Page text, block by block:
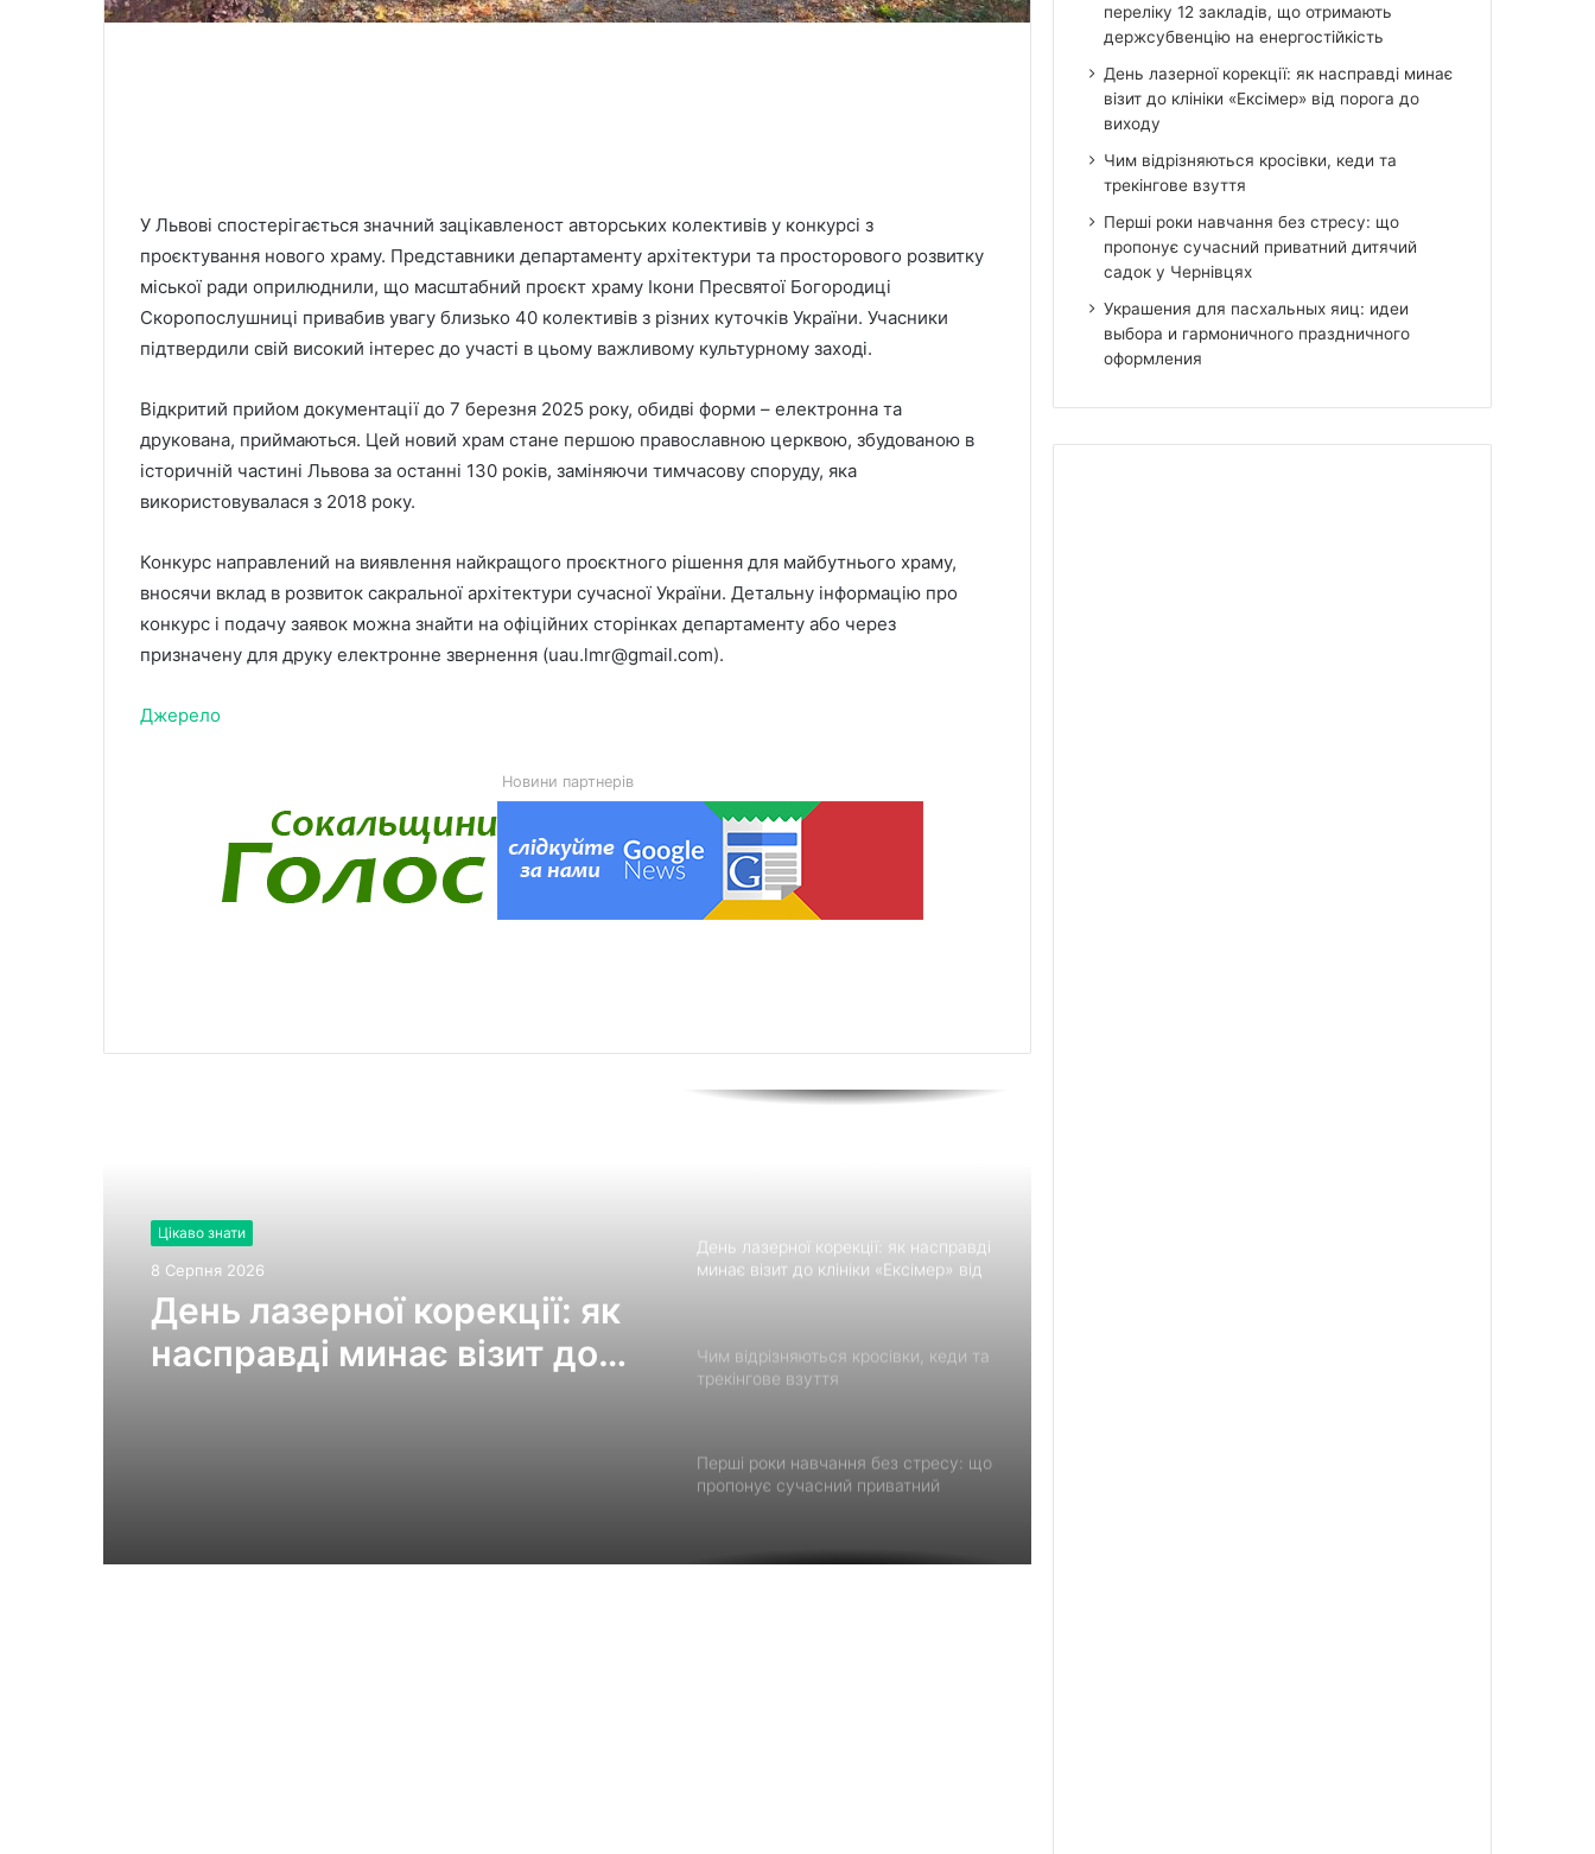
У Львові спостерігається значний зацікавленост авторських колективів у конкурсі з
проєктування нового храму. Представники департаменту архітектури та просторового розвитку
міської ради оприлюднили, що масштабний проєкт храму Ікони Пресвятої Богородиці
Скоропослушниці привабив увагу близько 40 колективів з різних куточків України. Учасники
підтвердили свій високий інтерес до участі в цьому важливому культурному заході.
Відкритий прийом документації до 7 березня 2025 року, обидві форми – електронна та
друкована, приймаються. Цей новий храм стане першою православною церквою, збудованою в
історичній частині Львова за останні 130 років, заміняючи тимчасову споруду, яка
використовувалася з 2018 року.
Конкурс направлений на виявлення найкращого проєктного рішення для майбутнього храму,
вносячи вклад в розвиток сакральної архітектури сучасної України. Детальну інформацію про
конкурс і подачу заявок можна знайти на офіційних сторінках департаменту або через
призначену для друку електронне звернення (uau.lmr@gmail.com).
Джерело
Новини партнерів
Цікаво знати
8 Серпня 2026
День лазерної корекції: як
насправді минає візит до
День лазерної корекції: як насправді
минає візит до клініки «Ексімер» від
порога до виходу
Перші роки навчання без стресу: що
пропонує сучасний приватний
дитячий садок у Чернівцях
Украшения для пасхальных яиц:
ключ»: ТОП-7 форматів послуг
День лазерної корекції: як насправді
минає візит до клініки «Ексімер» від
Чим відрізняються кросівки, кеди та
трекінгове взуття
Перші роки навчання без стресу: що
пропонує сучасний приватний
Украшения для пасхальных яиц:
переліку 12 закладів, що отримають
держсубвенцію на енергостійкість
День лазерної корекції: як насправді минає
візит до клініки «Ексімер» від порога до
виходу
Чим відрізняються кросівки, кеди та
трекінгове взуття
Перші роки навчання без стресу: що
пропонує сучасний приватний дитячий
садок у Чернівцях
Украшения для пасхальных яиц: идеи
выбора и гармоничного праздничного
оформления